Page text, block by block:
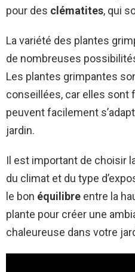
pour des clématites, qui
La variété des plantes
de nombreuses
Les plantes grimpantes
conseillées, car elles sont
peuvent facilement
jardin.
Il est important de choisir
du climat et du type
le bon équilibre entre la
plante pour créer une
chaleureuse dans votre